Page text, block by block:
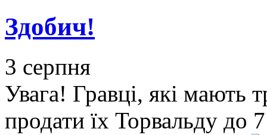
Здобич!
3 серпня
Увага! Гравці, які мають
продати їх Торвальду до